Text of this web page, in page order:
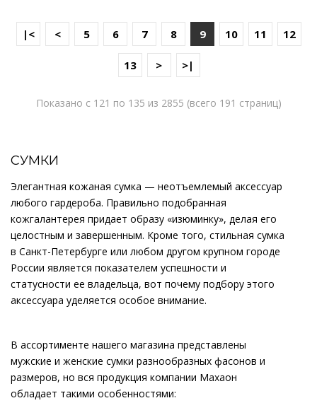
|< < 5 6 7 8 9 10 11 12
13 > >|
Показано с 121 по 135 из 2855 (всего 191 страниц)
СУМКИ
Элегантная кожаная сумка — неотъемлемый аксессуар
любого гардероба. Правильно подобранная
кожгалантерея придает образу «изюминку», делая его
целостным и завершенным. Кроме того, стильная сумка
в Санкт-Петербурге или любом другом крупном городе
России является показателем успешности и
статусности ее владельца, вот почему подбору этого
аксессуара уделяется особое внимание.
В ассортименте нашего магазина представлены
мужские и женские сумки разнообразных фасонов и
размеров, но вся продукция компании Махаон
обладает такими особенностями: